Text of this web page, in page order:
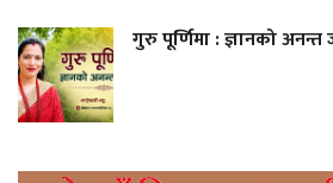
गुरु पूर्णिमा : ज्ञानको अनन्त